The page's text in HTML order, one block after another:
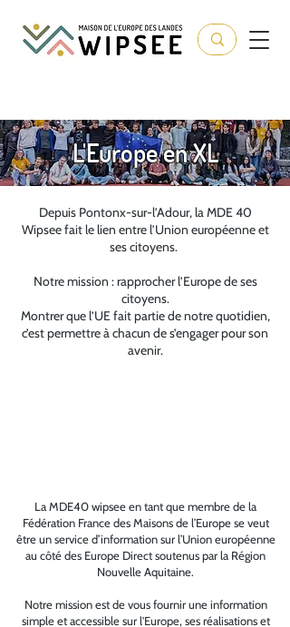
L'Europe en XL
Depuis Pontonx-sur-l’Adour, la MDE 40
Wipsee fait le lien entre l’Union européenne et
ses citoyens.
Notre mission : rapprocher l’Europe de ses
citoyens.
Montrer que l’UE fait partie de notre quotidien,
c’est permettre à chacun de s’engager pour son
avenir.
La MDE40 wipsee en tant que membre de la
Fédération France des Maisons de l’Europese veut
être un service d’information sur l’Union européenne
au côté des Europe Directsoutenus par la Région
Nouvelle Aquitaine.
Notre mission est de vous fournir une information
simple et accessible sur l'Europe, ses réalisations et